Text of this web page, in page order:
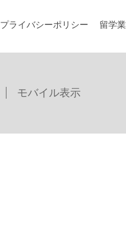
プライバシーポリシー 留学
モバイル表示